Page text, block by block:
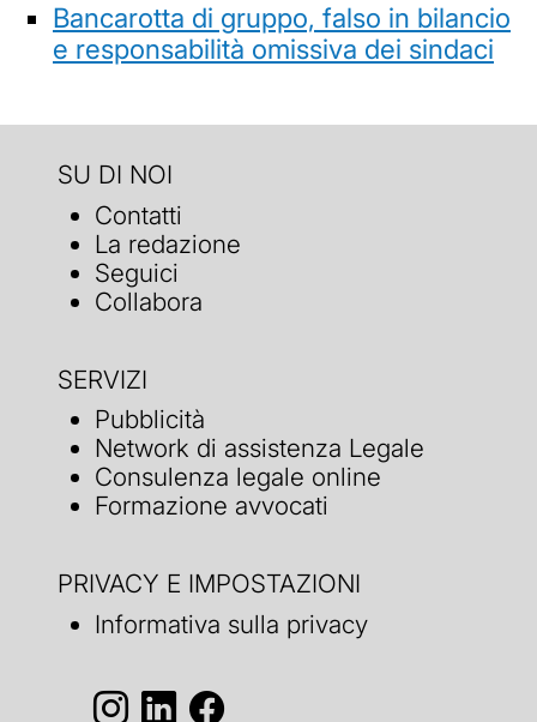
Bancarotta di gruppo, falso in bilancio
e responsabilità omissiva dei sindaci
SU DI NOI
Contatti
La redazione
Seguici
Collabora
SERVIZI
Pubblicità
Network di assistenza Legale
Consulenza legale online
Formazione avvocati
PRIVACY E IMPOSTAZIONI
Informativa sulla privacy